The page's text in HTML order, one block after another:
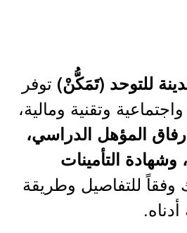
للتوحد (تَمَكُّنْ) توفر
واجتماعية وتقنية ومالية،
المؤهل الدراسي،
التأمينات
وفقاً للتفاصيل وطريقة